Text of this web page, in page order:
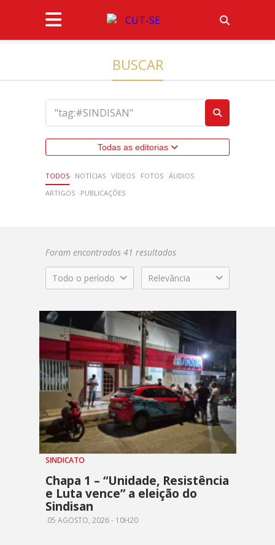
BUSCAR
Todas as editorias
TODOS NOTÍCIAS VÍDEOS FOTOS ÁUDIOS
ARTIGOS
PUBLICAÇÕES
Foram encontrados 41 resultados
Todo o período Relevância
SINDICATO
Chapa 1 – “Unidade, Resistência
e Luta vence” a eleição do
Sindisan
05 AGOSTO, 2026 - 10H20